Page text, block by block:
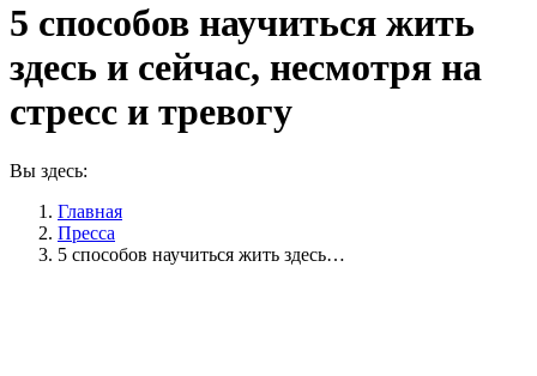
5 способов научиться жить
здесь и сейчас, несмотря на
стресс и тревогу
Вы здесь:
Главная
Пресса
5 способов научиться жить здесь…